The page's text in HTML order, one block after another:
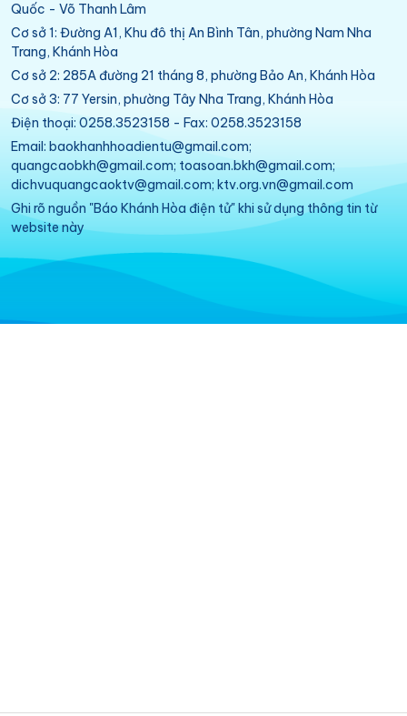
Quốc - Võ Thanh Lâm
Cơ sở 1: Đường A1, Khu đô thị An Bình Tân, phường Nam Nha
Trang, Khánh Hòa
Cơ sở 2: 285A đường 21 tháng 8, phường Bảo An, Khánh Hòa
Cơ sở 3: 77 Yersin, phường Tây Nha Trang, Khánh Hòa
Điện thoại: 0258.3523158 - Fax: 0258.3523158
Email: baokhanhhoadientu@gmail.com;
quangcaobkh@gmail.com; toasoan.bkh@gmail.com;
dichvuquangcaoktv@gmail.com; ktv.org.vn@gmail.com
Ghi rõ nguồn "Báo Khánh Hòa điện tử" khi sử dụng thông tin từ
website này